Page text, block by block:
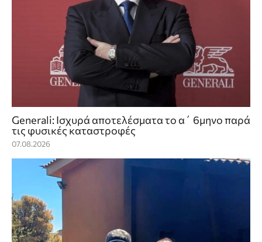
Generali: Ισχυρά αποτελέσματα το α΄ 6μηνο παρά
τις φυσικές καταστροφές
07.08.2026